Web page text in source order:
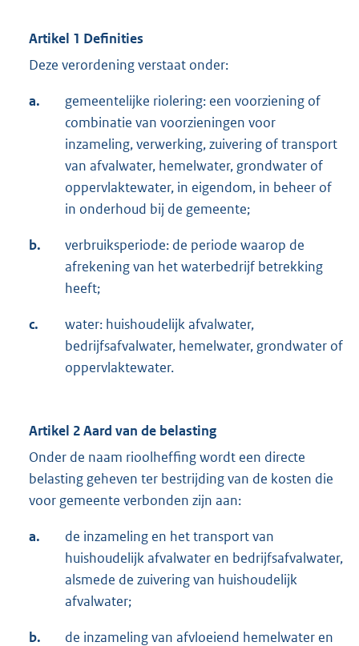
Artikel 1 Definities
Deze verordening verstaat onder:
a.
gemeentelijke riolering: een voorziening of
combinatie van voorzieningen voor
inzameling, verwerking, zuivering of transport
van afvalwater, hemelwater, grondwater of
oppervlaktewater, in eigendom, in beheer of
in onderhoud bij de gemeente;
b.
verbruiksperiode: de periode waarop de
afrekening van het waterbedrijf betrekking
heeft;
c.
water: huishoudelijk afvalwater,
bedrijfsafvalwater, hemelwater, grondwater of
oppervlaktewater.
Artikel 2 Aard van de belasting
Onder de naam rioolheffing wordt een directe
belasting geheven ter bestrijding van de kosten die
voor gemeente verbonden zijn aan:
a.
de inzameling en het transport van
huishoudelijk afvalwater en bedrijfsafvalwater,
alsmede de zuivering van huishoudelijk
afvalwater;
b.
de inzameling van afvloeiend hemelwater en